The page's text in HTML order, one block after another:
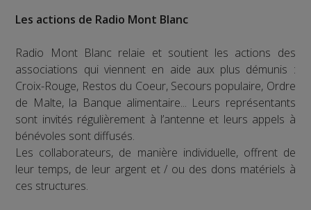
Les actions de Radio Mont Blanc
Radio Mont Blanc relaie et soutient les actions des
associations qui viennent en aide aux plus démunis :
Croix-Rouge, Restos du Coeur, Secours populaire, Ordre
de Malte, la Banque alimentaire... Leurs représentants
sont invités régulièrement à l’antenne et leurs appels à
bénévoles sont diffusés.
Les collaborateurs, de manière individuelle, offrent de
leur temps, de leur argent et / ou des dons matériels à
ces structures.